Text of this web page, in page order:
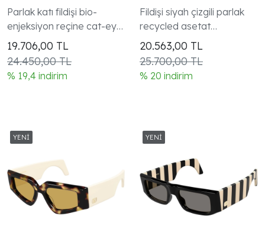
Logo Gunes Gozlugu
Parlak katı fildişi bio-
enjeksiyon reçine cat-eye
tam kenarlı çerçeve V
Logo koleksiyonu kadın
modeli
19.706,00 TL
24.450,00 TL
% 19,4 indirim
Geometric Gunes
Gozlugu
Fildişi siyah çizgili parlak
recycled asetat
geometrik tam kenarlı
çerçeve V Logo
koleksiyonu
20.563,00 TL
25.700,00 TL
% 20 indirim